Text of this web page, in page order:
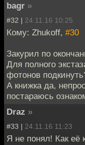
bagr »
#32 | 24.11.16 10:25
Кому: Zhukoff, #30
Закурил по
Для полного
фотонов
А книжка да,
постараюсь
Draz »
#33 | 24.11.16 11:23
Я не понял! Как её